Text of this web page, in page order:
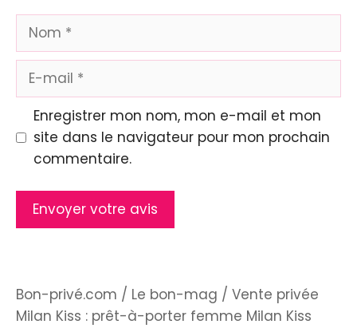
Nom
Enregistrer mon nom, mon e-mail et mon
site dans le navigateur pour mon prochain
commentaire.
Bon-privé.com / Le bon-mag / Vente privée
Milan Kiss : prêt-à-porter femme Milan Kiss